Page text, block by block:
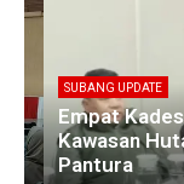
SUBANG UPDATE
Empat Kades
Kawasan
Pantura